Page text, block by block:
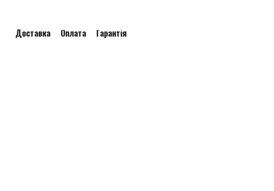
Доставка Оплата Гарантія